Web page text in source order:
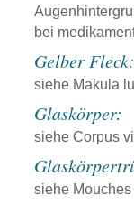
bei
Gelber Fleck:
siehe Makula
Glaskörper:
siehe Corpus
siehe